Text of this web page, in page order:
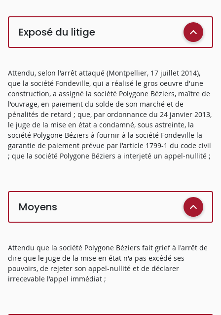
Exposé du litige
Attendu, selon l'arrêt attaqué (Montpellier, 17 juillet 2014),
que la société Fondeville, qui a réalisé le gros oeuvre d'une
construction, a assigné la société Polygone Béziers, maître de
l'ouvrage, en paiement du solde de son marché et de
pénalités de retard ; que, par ordonnance du 24 janvier 2013,
le juge de la mise en état a condamné, sous astreinte, la
société Polygone Béziers à fournir à la société Fondeville la
garantie de paiement prévue par l'article 1799-1 du code civil
; que la société Polygone Béziers a interjeté un appel-nullité ;
Moyens
Attendu que la société Polygone Béziers fait grief à l'arrêt de
dire que le juge de la mise en état n'a pas excédé ses
pouvoirs, de rejeter son appel-nullité et de déclarer
irrecevable l'appel immédiat ;